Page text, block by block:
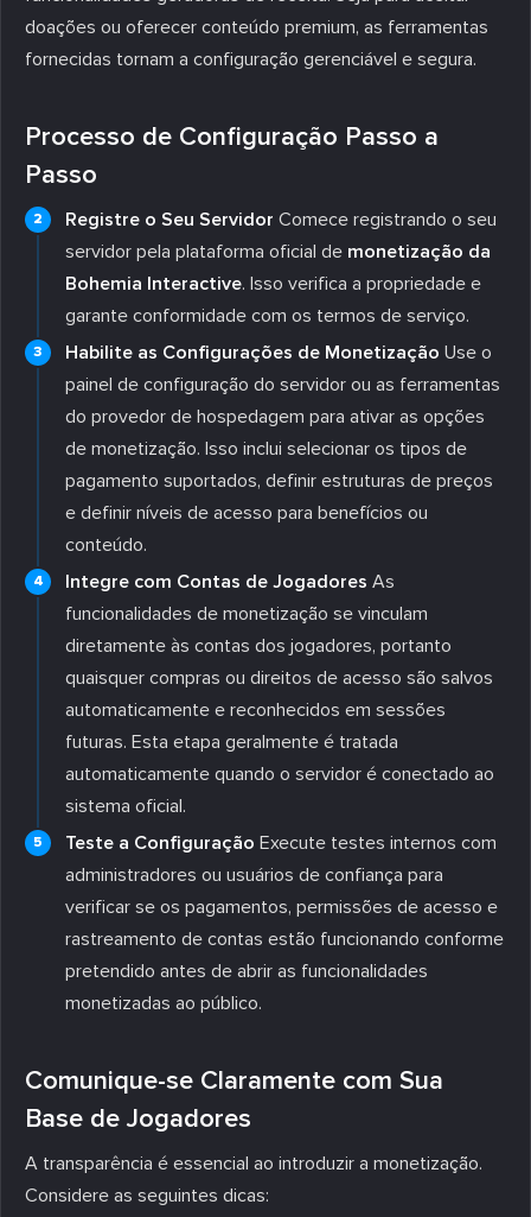
doações ou oferecer conteúdo premium, as ferramentas
fornecidas tornam a configuração gerenciável e segura.
Processo de Configuração Passo a
Passo
Registre o Seu Servidor Comece registrando o seu
servidor pela plataforma oficial de monetização da
Bohemia Interactive. Isso verifica a propriedade e
garante conformidade com os termos de serviço.
Habilite as Configurações de Monetização Use o
painel de configuração do servidor ou as ferramentas
do provedor de hospedagem para ativar as opções
de monetização. Isso inclui selecionar os tipos de
pagamento suportados, definir estruturas de preços
e definir níveis de acesso para benefícios ou
conteúdo.
Integre com Contas de Jogadores As
funcionalidades de monetização se vinculam
diretamente às contas dos jogadores, portanto
quaisquer compras ou direitos de acesso são salvos
automaticamente e reconhecidos em sessões
futuras. Esta etapa geralmente é tratada
automaticamente quando o servidor é conectado ao
sistema oficial.
Teste a Configuração Execute testes internos com
administradores ou usuários de confiança para
verificar se os pagamentos, permissões de acesso e
rastreamento de contas estão funcionando conforme
pretendido antes de abrir as funcionalidades
monetizadas ao público.
Comunique-se Claramente com Sua
Base de Jogadores
A transparência é essencial ao introduzir a monetização.
Considere as seguintes dicas: